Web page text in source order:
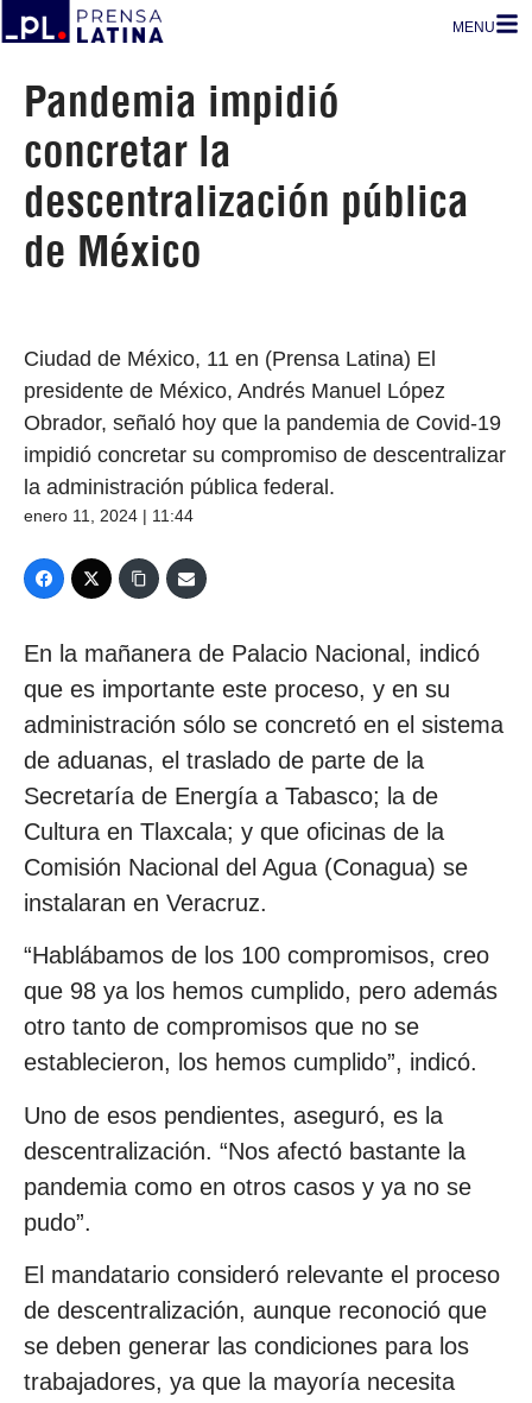
MENU
Pandemia impidió
concretar la
descentralización pública
de México
Ciudad de México, 11 en (Prensa Latina) El
presidente de México, Andrés Manuel López
Obrador, señaló hoy que la pandemia de Covid-19
impidió concretar su compromiso de descentralizar
la administración pública federal.
enero 11, 2024 | 11:44
En la mañanera de Palacio Nacional, indicó
que es importante este proceso, y en su
administración sólo se concretó en el sistema
de aduanas, el traslado de parte de la
Secretaría de Energía a Tabasco; la de
Cultura en Tlaxcala; y que oficinas de la
Comisión Nacional del Agua (Conagua) se
instalaran en Veracruz.
“Hablábamos de los 100 compromisos, creo
que 98 ya los hemos cumplido, pero además
otro tanto de compromisos que no se
establecieron, los hemos cumplido”, indicó.
Uno de esos pendientes, aseguró, es la
descentralización. “Nos afectó bastante la
pandemia como en otros casos y ya no se
pudo”.
El mandatario consideró relevante el proceso
de descentralización, aunque reconoció que
se deben generar las condiciones para los
trabajadores, ya que la mayoría necesita